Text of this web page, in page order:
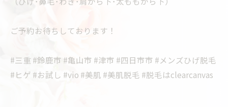
ご予約お待ちしております！
#三重 #鈴鹿市 #亀山市 #津市 #四日市市 #メンズひげ脱毛
#ヒゲ #お試し #vio #美肌 #美肌脱毛 #脱毛はclearcanvas